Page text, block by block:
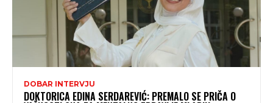
DOBAR INTERVJU
DOKTORICA EDINA SERDAREVIĆ: PREMALO SE PRIČA O